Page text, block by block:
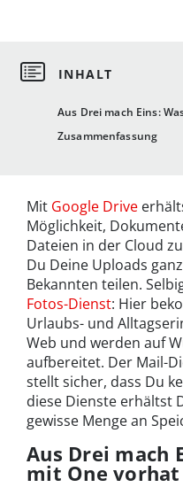
Aus Drei mach Eins:
Zusammenfassung
Mit Google Drive
Möglichkeit,
Dateien in der Cloud
Du Deine Uploads
Bekannten teilen.
Fotos-Dienst: Hier
Urlaubs- und
Web und werden auf
aufbereitet. Der Mail-
stellt sicher, dass Du
diese Dienste erhältst
gewisse Menge an
Aus Drei mach
mit One vorhat